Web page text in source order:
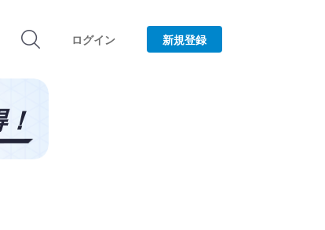
ログイン 新規登録